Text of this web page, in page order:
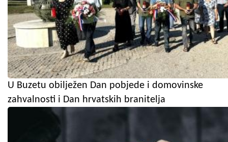
U Buzetu obilježen Dan pobjede i domovinske
zahvalnosti i Dan hrvatskih branitelja